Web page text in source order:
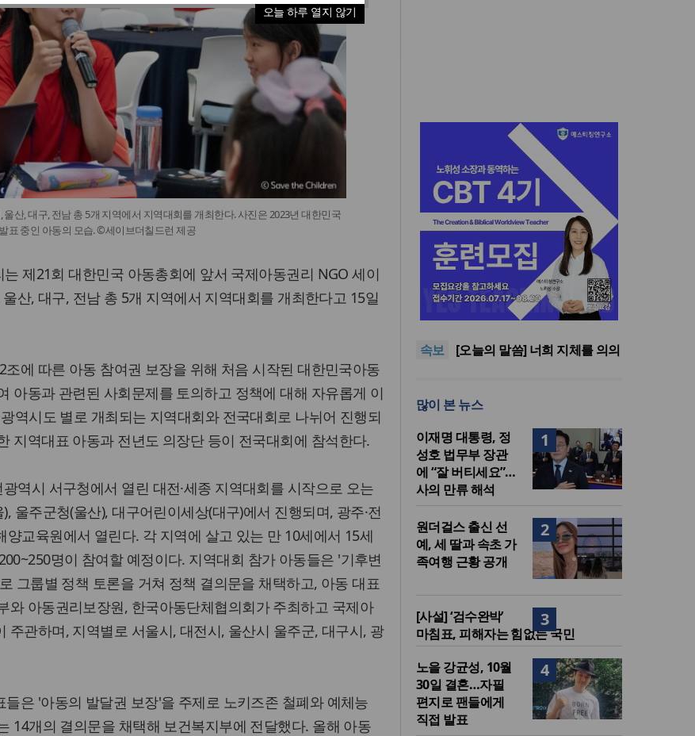
오늘 하루 열지 않기
산, 대구, 전남 총 5개 지역에서 지역대회를 개최한다. 사진은 2023년 대한민국
표 중인 아동의 모습. ©세이브더칠드런 제공
제21회 대한민국 아동총회에 앞서 국제아동권리 NGO 세이
산, 대구, 전남 총 5개 지역에서 지역대회를 개최한다고 15일
에 따른 아동 참여권 보장을 위해 처음 시작된 대한민국아동
아동과 관련된 사회문제를 토의하고 정책에 대해 자유롭게 이
역시도 별로 개최되는 지역대회와 전국대회로 나뉘어 진행되
지역대표 아동과 전년도 의장단 등이 전국대회에 참석한다.
역시 서구청에서 열린 대전·세종 지역대회를 시작으로 오는
울주군청(울산), 대구어린이세상(대구)에서 진행되며, 광주·전
양교육원에서 열린다. 각 지역에 살고 있는 만 10세에서 15세
명이 참여할 예정이다. 지역대회 참가 아동들은 '기후변
그룹별 정책 토론을 거쳐 정책 결의문을 채택하고, 아동 대표
와 아동권리보장원, 한국아동단체협의회가 주최하고 국제아
주관하며, 지역별로 서울시, 대전시, 울산시 울주군, 대구시, 광
은 '아동의 발달권 보장'을 주제로 노키즈존 철폐와 예체능
14개의 결의문을 채택해 보건복지부에 전달했다. 올해 아동
속보
교회언론회 “해외 선교비 과세
우려… 선교활동 위축 정책 철
검찰공화국인가, 경찰공화국인
유와 평화통일을”
[오늘의 말씀] 너희 지체를 의의
우려… 선교활동 위축 정책 철
검찰공화국인가, 경찰공화국인
가, 아니면 국민의 공화국인가
많이 본 뉴스
1
이재명 대통령, 정
성호 법무부 장관
에 “잘 버티세요”…
사의 만류 해석
2
원더걸스 출신 선
예, 세 딸과 속초 가
족여행 근황 공개
3
[사설] ‘검수완박’
마침표, 피해자는 힘없는 국민
4
노을 강균성, 10월
30일 결혼…자필
편지로 팬들에게
직접 발표